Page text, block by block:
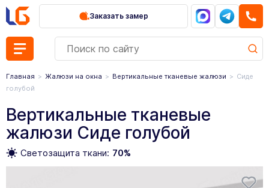
Заказать замер
Главная Жалюзи на окна Вертикальные тканевые жалюзи
Сиде
голубой
Вертикальные тканевые
жалюзи Сиде голубой
Светозащита ткани: 70%